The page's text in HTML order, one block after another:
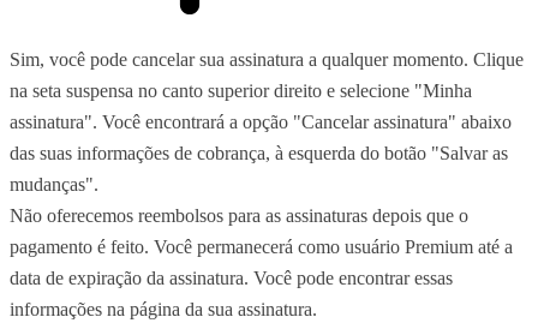
Sim, você pode cancelar sua assinatura a qualquer momento. Clique
na seta suspensa no canto superior direito e selecione "Minha
assinatura". Você encontrará a opção "Cancelar assinatura" abaixo
das suas informações de cobrança, à esquerda do botão "Salvar as
mudanças".
Não oferecemos reembolsos para as assinaturas depois que o
pagamento é feito. Você permanecerá como usuário Premium até a
data de expiração da assinatura. Você pode encontrar essas
informações na página da sua assinatura.